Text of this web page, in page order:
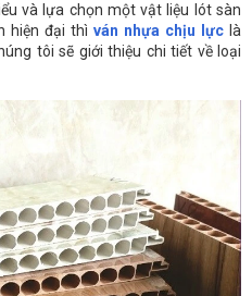
và lựa chọn một vật liệu lót sàn
hiện đại thì ván nhựa chịu lực là
tôi sẽ giới thiệu chi tiết về loại